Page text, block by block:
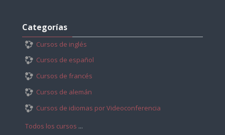
Categorías
Cursos de inglés
Cursos de español
Cursos de francés
Cursos de alemán
Cursos de idiomas por Videoconferencia
Todos los cursos ...